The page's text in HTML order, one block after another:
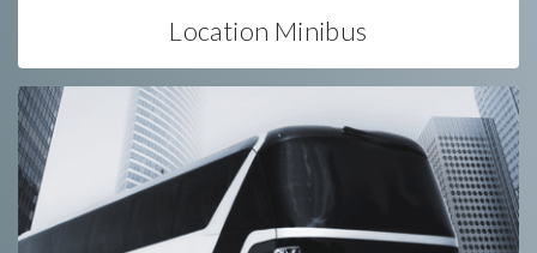
Location Minibus